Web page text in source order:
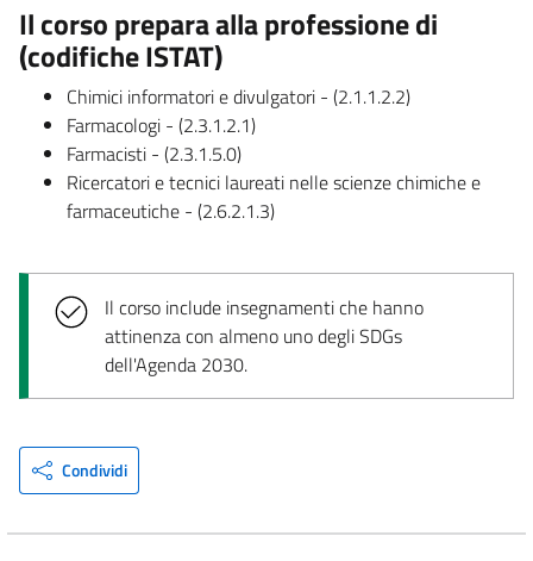
Il corso prepara alla professione di
(codifiche ISTAT)
Chimici informatori e divulgatori - (2.1.1.2.2)
Farmacologi - (2.3.1.2.1)
Farmacisti - (2.3.1.5.0)
​Ricercatori e tecnici laureati nelle scienze chimiche e
farmaceutiche - (2.6.2.1.3)
Il corso include insegnamenti che hanno
attinenza con almeno uno degli SDGs
dell'Agenda 2030.
Condividi